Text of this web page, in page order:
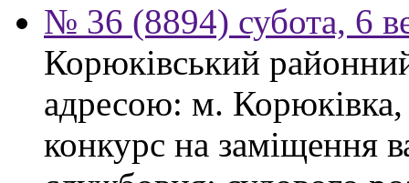
№ 36 (8894) субота, 6
Корюківський
адресою: м.
конкурс на заміщення